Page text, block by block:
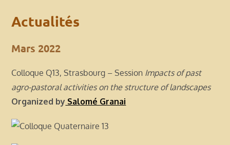
Actualités
Mars 2022
Colloque Q13, Strasbourg – Session Impacts of past
agro-pastoral activities on the structure of landscapes
Organized by Salomé Granai